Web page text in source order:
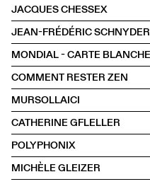
JACQUES CHESSEX
JEAN-FRÉDÉRIC SCHNYDER
COMMENT RESTER ZEN
MURSOLLAICI
CATHERINE GFLELLER
POLYPHONIX
MICHÈLE GLEIZER